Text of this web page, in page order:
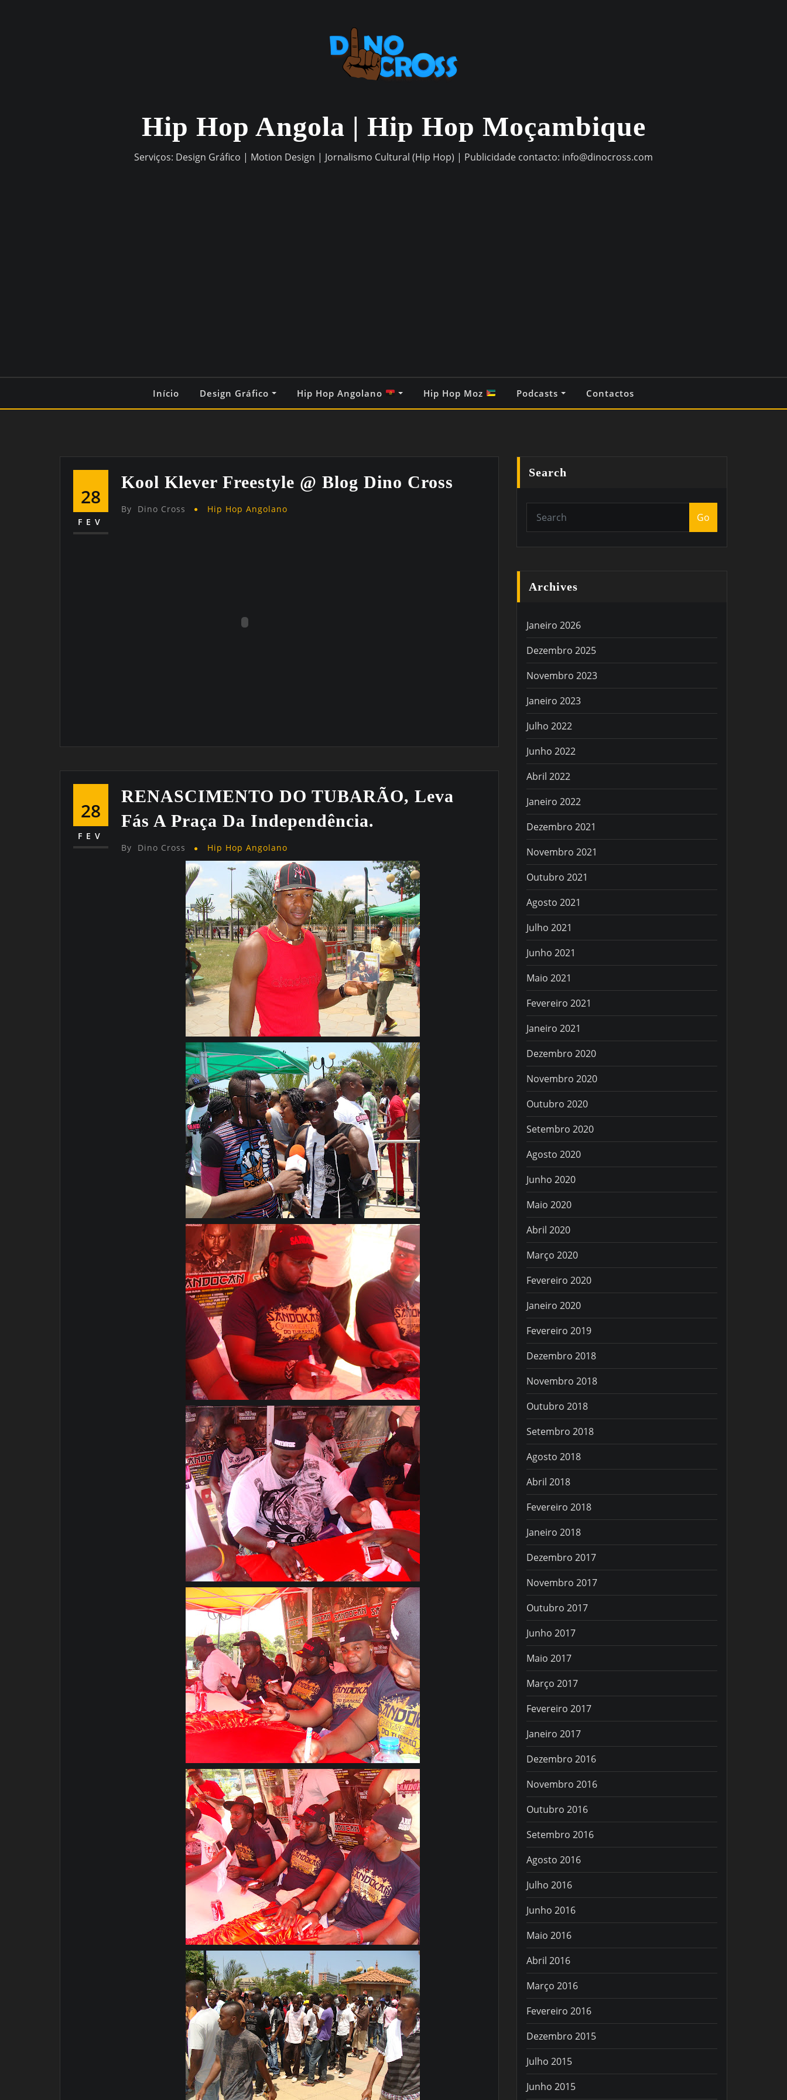
Hip Hop Angola | Hip Hop Moçambique
Serviços: Design Gráfico | Motion Design | Jornalismo Cultural (Hip Hop) | Publicidade contacto: info@dinocross.com
Início Design Gráfico Hip Hop Angolano Hip Hop Moz Podcasts Contactos
28
FEV
Kool Klever Freestyle @ Blog Dino Cross
By Dino Cross Hip Hop Angolano
28
FEV
RENASCIMENTO DO TUBARÃO, Leva
Fás A Praça Da Independência.
By Dino Cross Hip Hop Angolano
Search
Go
Archives
Janeiro 2026
Dezembro 2025
Novembro 2023
Janeiro 2023
Julho 2022
Junho 2022
Abril 2022
Janeiro 2022
Dezembro 2021
Novembro 2021
Outubro 2021
Agosto 2021
Julho 2021
Junho 2021
Maio 2021
Fevereiro 2021
Janeiro 2021
Dezembro 2020
Novembro 2020
Outubro 2020
Setembro 2020
Agosto 2020
Junho 2020
Maio 2020
Abril 2020
Março 2020
Fevereiro 2020
Janeiro 2020
Fevereiro 2019
Dezembro 2018
Novembro 2018
Outubro 2018
Setembro 2018
Agosto 2018
Abril 2018
Fevereiro 2018
Janeiro 2018
Dezembro 2017
Novembro 2017
Outubro 2017
Junho 2017
Maio 2017
Março 2017
Fevereiro 2017
Janeiro 2017
Dezembro 2016
Novembro 2016
Outubro 2016
Setembro 2016
Agosto 2016
Julho 2016
Junho 2016
Maio 2016
Abril 2016
Março 2016
Fevereiro 2016
Dezembro 2015
Julho 2015
Junho 2015